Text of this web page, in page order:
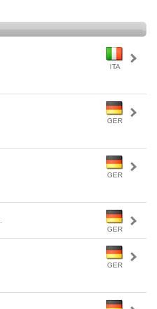
ITA
GER
GER
GER
GER